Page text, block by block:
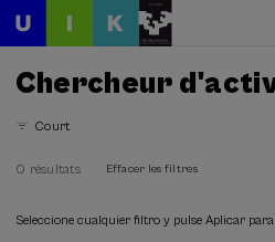
Chercheur
Court
0 résultats Effacer les filtres
Seleccione cualquier filtro y pulse Aplicar